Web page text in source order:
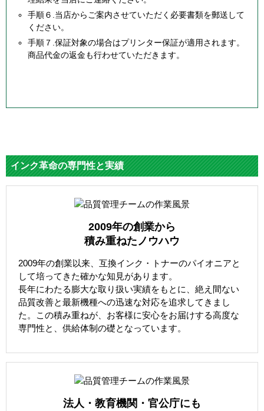
手順６.当店からご案内させていただく必要書類を郵送して
ください。
手順７.保証対象の場合はプリンター保証が適用されます。
商品代金の返金も行わせていただきます。
インク革命の専門性と実績
2009年の創業から
積み重ねたノウハウ
2009年の創業以来、互換インク・トナーのパイオニアと
して培ってきた確かな知見があります。
長年にわたる膨大な取り扱い実績をもとに、絶え間ない
品質改善と最新機種への迅速な対応を追求してきまし
た。この積み重ねが、お客様に安心をお届けする高度な
専門性と、供給体制の礎となっています。
法人・教育機関・官公庁にも